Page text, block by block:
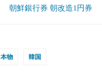
朝鮮銀行券 朝改造1円券
本物 韓国